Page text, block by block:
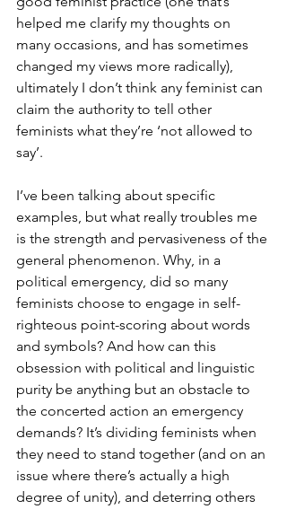
helped me clarify my thoughts on
many occasions, and has sometimes
changed my views more radically),
ultimately I don’t think any feminist can
claim the authority to tell other
feminists what they’re ‘not allowed to
say’.
I’ve been talking about specific
examples, but what really troubles me
is the strength and pervasiveness of the
general phenomenon. Why, in a
political emergency, did so many
feminists choose to engage in self-
righteous point-scoring about words
and symbols? And how can this
obsession with political and linguistic
purity be anything but an obstacle to
the concerted action an emergency
demands? It’s dividing feminists when
they need to stand together (and on an
issue where there’s actually a high
degree of unity), and deterring others